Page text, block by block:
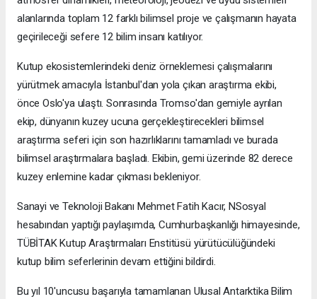
alanlarında toplam 12 farklı bilimsel proje ve çalışmanın hayata
geçirileceği sefere 12 bilim insanı katılıyor.
Kutup ekosistemlerindeki deniz örneklemesi çalışmalarını
yürütmek amacıyla İstanbul'dan yola çıkan araştırma ekibi,
önce Oslo'ya ulaştı. Sonrasında Tromso'dan gemiyle ayrılan
ekip, dünyanın kuzey ucuna gerçekleştirecekleri bilimsel
araştırma seferi için son hazırlıklarını tamamladı ve burada
bilimsel araştırmalara başladı. Ekibin, gemi üzerinde 82 derece
kuzey enlemine kadar çıkması bekleniyor.
Sanayi ve Teknoloji Bakanı Mehmet Fatih Kacır, NSosyal
hesabından yaptığı paylaşımda, Cumhurbaşkanlığı himayesinde,
TÜBİTAK Kutup Araştırmaları Enstitüsü yürütücülüğündeki
kutup bilim seferlerinin devam ettiğini bildirdi.
Bu yıl 10'uncusu başarıyla tamamlanan Ulusal Antarktika Bilim